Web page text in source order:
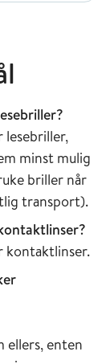
lesebriller,
minst mulig
briller når
transport).
kontaktlinser.
ellers, enten